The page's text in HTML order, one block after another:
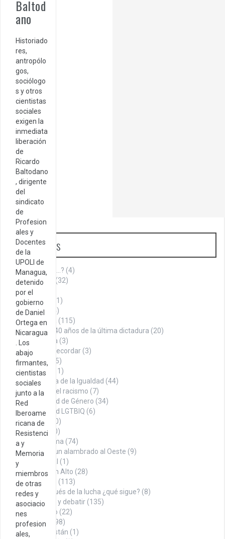
Baltod
ano
Historiado
res,
antropólo
gos,
sociólogo
s y otros
cientistas
sociales
exigen la
inmediata
liberación
de
Ricardo
Baltodano
, dirigente
del
sindicato
de
Profesion
ales y
Docentes
de la
UPOLI de
Managua,
detenido
por el
gobierno
de Daniel
Ortega en
Nicaragua
. Los
abajo
firmantes,
cientistas
sociales
junto a la
Red
Iberoame
ricana de
Resistenci
a y
Memoria
y
miembros
de otras
redes y
asociacio
nes
profesion
ales,
Categorías
¿Sabías que…? (4)
Aniversario
(32)
Armenia
Cita del día
(1)
Cultura(144)
Historia
(115)
A 40 años de la última dictadura (20)
La Roca (3)
Datos para recordar (3)
Denuncia
(75)
Economía
(11)
En búsqueda de la Igualdad (44)
Contra el racismo (7)
Igualdad de Género (34)
Igualdad LGTBIQ (6)
Noticias(100)
Opinión(260)
Con firma (74)
Desde un alambrado al Oeste (9)
(1)
Puño en Alto (28)
Tábano
(113)
Y después de la lucha ¿qué sigue? (8)
Para pensar y debatir (135)
Sindicalismo (22)
Territorio
(498)
Afganistán (1)